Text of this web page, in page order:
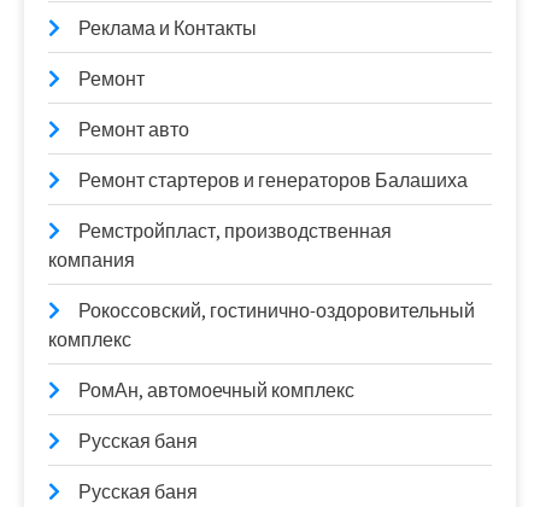
Реклама и Контакты
Ремонт
Ремонт авто
Ремонт стартеров и генераторов Балашиха
Ремстройпласт, производственная
компания
Рокоссовский, гостинично-оздоровительный
комплекс
РомАн, автомоечный комплекс
Русская баня
Русская баня